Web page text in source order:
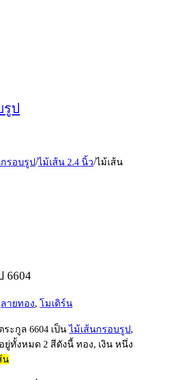
ป
รอบรูป/ไม้เส้น 2.4 นิ้ว/ไม้เส้น
6604
ลายทอง,โมเดิร์น
ระกูล6604 เป็นไม้เส้นกรอบรูป,
ยู่ทั้งหมด 2 สีดังนี้ ทอง, เงิน หนึ่ง
น